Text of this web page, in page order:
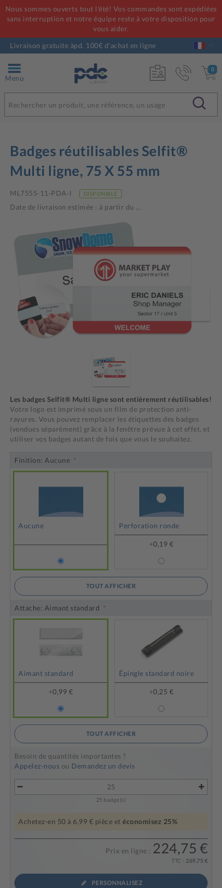
Nous sommes ouverts tout l'été! Vos commandes sont expédiées
sans interruption et notre équipe reste à votre disposition pour
vous aider.
Livraison gratuite àpd. 100€ d'achat en ligne
Menu
0
Badges réutilisables Selfit®
Multi ligne, 75 X 55 mm
ML7555-11-PDA-I DISPONIBLE
Date de livraison estimée : à partir du …
Les badges Selfit® Multi ligne sont entièrement réutilisables!
Votre logo est imprimé sous un film de protection anti-
rayures. Vous pouvez remplacer les étiquettes des badges
(vendues séparément) grâce à la fenêtre prévue à cet effet, et
utiliser vos badges autant de fois que vous le souhaitez.
Finition: Aucune
Aucune Perforation ronde
+0,19 €
TOUT AFFICHER
Attache: Aimant standard
Aimant standard
+0,99 €
Épingle standard noire
+0,25 €
TOUT AFFICHER
Besoin de quantités importantes ?
Appelez-nous ou Demandez un devis
25 badge(s)
Achetez-en 50 à 6,99 € pièce et économisez 25%
Prix en ligne : 224,75 €
TTC : 269,75 €
PERSONNALISEZ